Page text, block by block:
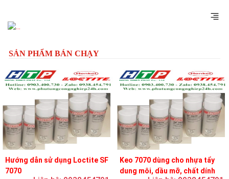
SẢN PHẨM BÁN CHẠY
Hướng dẫn sử dụng Loctite SF
7070
Keo 7070 dùng cho nhựa tẩy
dung môi, dầu mỡ, chất dính